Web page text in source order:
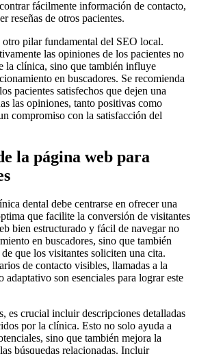
fácilmente información de contacto,
reseñas de otros pacientes.
otro pilar fundamental del SEO local.
las opiniones de los pacientes no
la clínica, sino que también influye
en buscadores. Se recomienda
pacientes satisfechos que dejen una
las opiniones, tanto positivas como
compromiso con la satisfacción del
la página web para
dental debe centrarse en ofrecer una
que facilite la conversión de visitantes
bien estructurado y fácil de navegar no
en buscadores, sino que también
que los visitantes soliciten una cita.
de contacto visibles, llamadas a la
adaptativo son esenciales para lograr este
es crucial incluir descripciones detalladas
por la clínica. Esto no solo ayuda a
sino que también mejora la
búsquedas relacionadas. Incluir